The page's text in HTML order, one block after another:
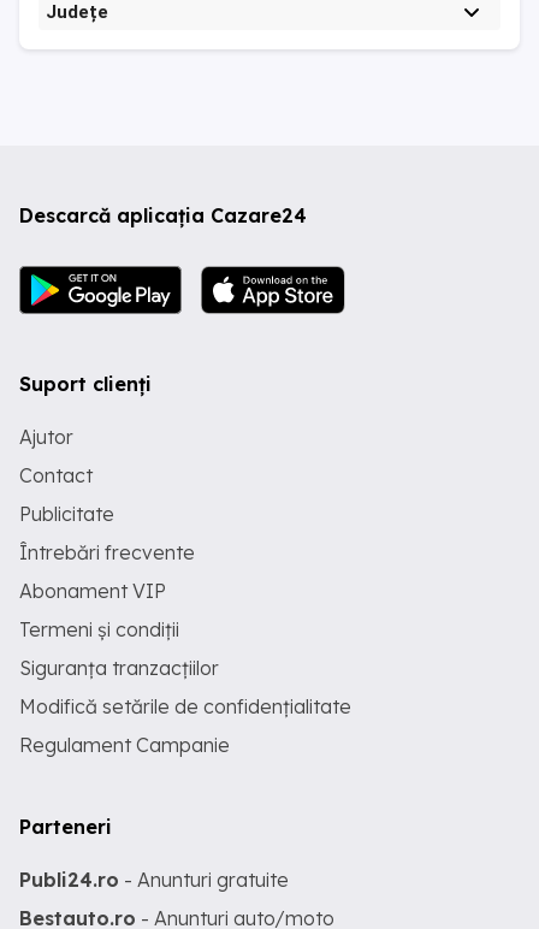
Județe
Descarcă aplicația Cazare24
Suport clienți
Ajutor
Contact
Publicitate
Întrebări frecvente
Abonament VIP
Termeni și condiții
Siguranța tranzacțiilor
Modifică setările de confidențialitate
Regulament Campanie
Parteneri
Publi24.ro - Anunturi gratuite
Bestauto.ro - Anunturi auto/moto